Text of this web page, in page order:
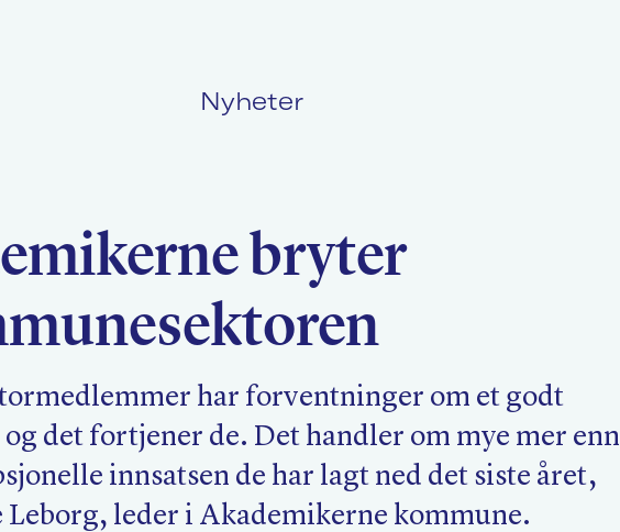
Nyheter
Kurs og konferanser
bryter
har forventninger om et godt
det fortjener de. Det handler om mye mer enn
innsatsen de har lagt ned det siste året,
Leborg, leder i Akademikerne kommune.